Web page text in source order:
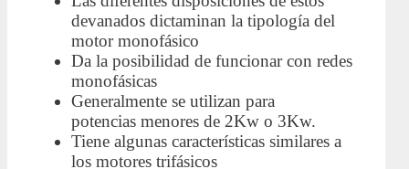
devanados dictaminan la tipología del
motor monofásico
Da la posibilidad de funcionar con redes
monofásicas
Generalmente se utilizan para
potencias menores de 2Kw o 3Kw.
Tiene algunas características similares a
los motores trifásicos